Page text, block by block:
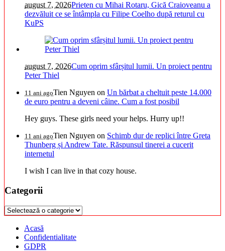
august 7, 2026Prieten cu Mihai Rotaru, Gică Craioveanu a
dezvăluit ce se întâmpla cu Filipe Coelho după returul cu
KuPS
august 7, 2026Cum oprim sfârșitul lumii. Un proiect pentru
Peter Thiel
11 ani agoTien Nguyen on Un bărbat a cheltuit peste 14.000
de euro pentru a deveni câine. Cum a fost posibil
Hey guys. These girls need your helps. Hurry up!!
11 ani agoTien Nguyen on Schimb dur de replici între Greta
Thunberg și Andrew Tate. Răspunsul tinerei a cucerit
internetul
I wish I can live in that cozy house.
Categorii
Categorii
Acasă
Confidentialitate
GDPR